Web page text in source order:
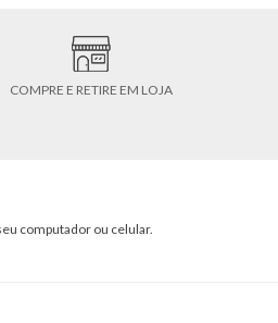
COMPRE E RETIRE EM LOJA
computador ou celular.